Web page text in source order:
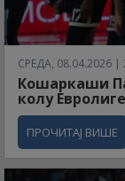
СРЕДА, 08.04.2026 |
Кошаркаши
колу Евролиге
ПРОЧИТАЈ ВИШЕ